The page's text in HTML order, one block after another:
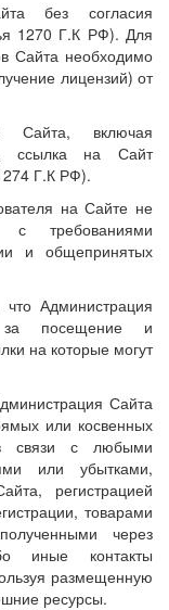
без согласия
1270 Г.К РФ). Для
Сайта необходимо
лицензий) от
Сайта, включая
ссылка на Сайт
Г.К РФ).
на Сайте не
с требованиями
и общепринятых
Администрация
за посещение и
на которые могут
Сайта
или косвенных
в связи с любыми
или убытками,
регистрацией
товарами
через
иные контакты
размещенную
ресурсы.